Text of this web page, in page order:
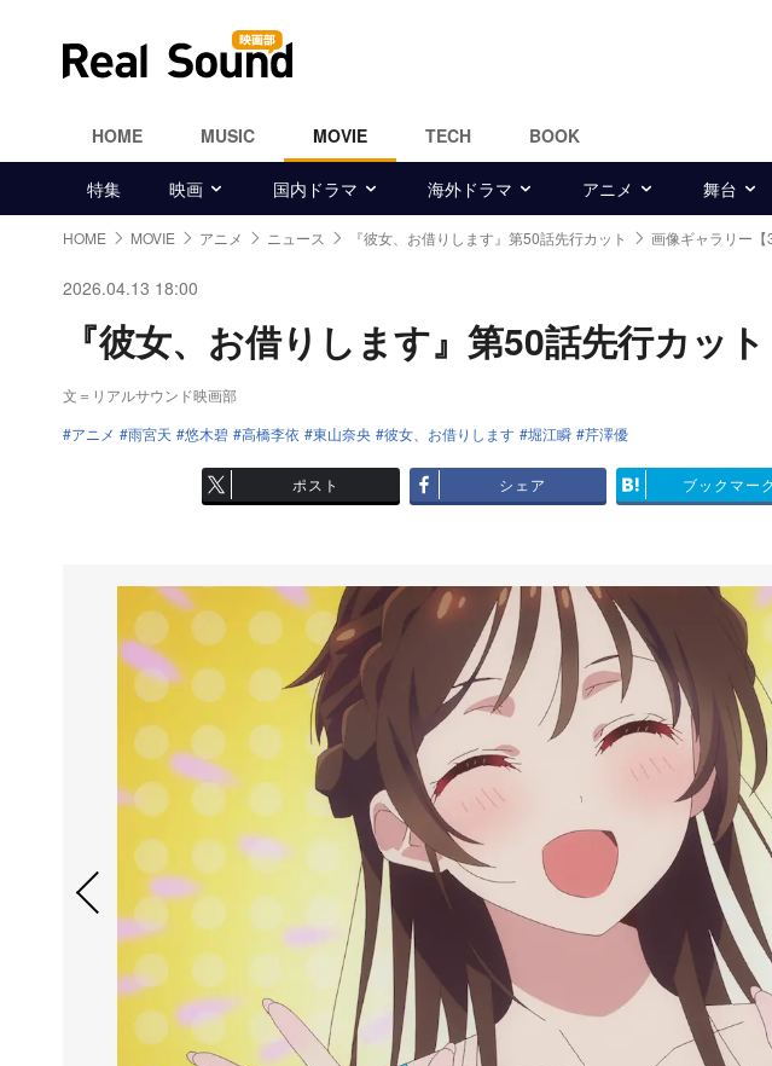
HOME MUSIC MOVIE TECH BOOK
特集 映画 国内ドラマ 海外ドラマ アニメ 舞台
HOME MOVIE アニメ ニュース 『彼女、お借りします』第50話先行カット 画像ギャラリー【
2026.04.13 18:00
『彼女、お借りします』第50話先行カ
文＝リアルサウンド映画部
アニメ
雨宮天 悠木碧 高橋李依 東山奈央 彼女、お借りします 堀江瞬 芹澤優
ポスト シェア ブックマーク